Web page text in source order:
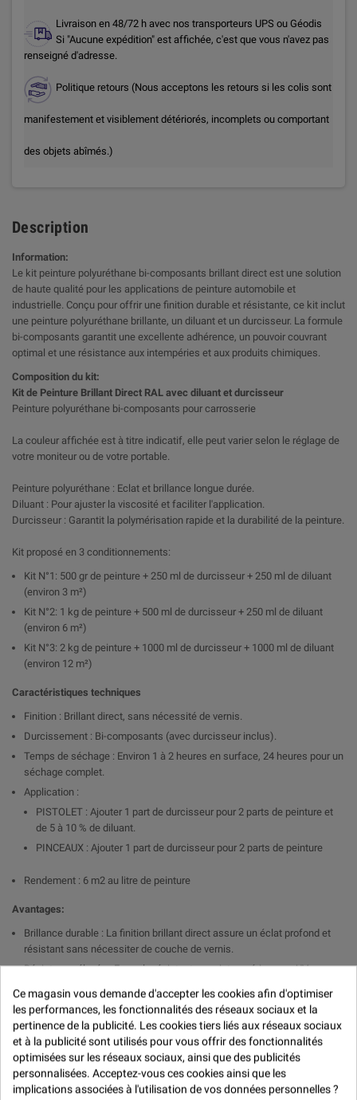
Livraison en 48/72 h avec nos transporteurs UPS ou Géodis
Si "Aucune expédition" est affichée, c'est que vous n'avez pas
renseigné d'adresse.
Politique retours (Nous acceptons les retours si les colis sont
manifestement et visiblement détériorés, incomplets ou comportant
des objets abîmés.)
Description
Information:
Le kit peinture polyuréthane bi-composants brillant direct est une solution
de haute qualité pour les applications de peinture automobile et
industrielle. Conçu pour offrir une finition durable et résistante, ce kit inclut
une peinture polyuréthane brillante, un diluant et un durcisseur. La formule
bi-composants garantit une excellente adhérence, un pouvoir couvrant
optimal et une résistance aux intempéries et aux produits chimiques.
Composition du kit:
Kit de Peinture Brillant Direct RAL avec diluant et durcisseur
Peinture polyuréthane bi-composants pour carrosserie
La couleur affichée est à titre indicatif, elle peut varier selon le réglage de
votre moniteur ou de votre portable.
Peinture polyuréthane : Eclat et brillance longue durée.
Diluant : Pour ajuster la viscosité et faciliter l'application.
Durcisseur : Garantit la polymérisation rapide et la durabilité de la peinture.
Kit proposé en 3 conditionnements:
Kit N°1: 500 gr de peinture + 250 ml de durcisseur + 250 ml de diluant
(environ 3 m²)
Kit N°2: 1 kg de peinture + 500 ml de durcisseur + 250 ml de diluant
(environ 6 m²)
Kit N°3: 2 kg de peinture + 1000 ml de durcisseur + 1000 ml de diluant
(environ 12 m²)
Caractéristiques techniques
Finition : Brillant direct, sans nécessité de vernis.
Durcissement : Bi-composants (avec durcisseur inclus).
Temps de séchage : Environ 1 à 2 heures en surface, 24 heures pour un
séchage complet.
Application :
PISTOLET : Ajouter 1 part de durcisseur pour 2 parts de peinture et
de 5 à 10 % de diluant.
PINCEAUX : Ajouter 1 part de durcisseur pour 2 parts de peinture
Rendement : 6 m2 au litre de peinture
Avantages:
Brillance durable : La finition brillant direct assure un éclat profond et
résistant sans nécessiter de couche de vernis.
Résistance élevée : Formule résistante aux intempéries, aux UV, aux
Application uniforme : Bonne fluidité pour une application homogène et
un rendu professionnel.
Temps de séchage rapide : Assure une efficacité optimale pour les
travaux nécessitant un séchage rapide.
Applications :
Ce magasin vous demande d'accepter les cookies afin d'optimiser
les performances, les fonctionnalités des réseaux sociaux et la
pertinence de la publicité. Les cookies tiers liés aux réseaux sociaux
et à la publicité sont utilisés pour vous offrir des fonctionnalités
optimisées sur les réseaux sociaux, ainsi que des publicités
personnalisées. Acceptez-vous ces cookies ainsi que les
implications associées à l'utilisation de vos données personnelles ?